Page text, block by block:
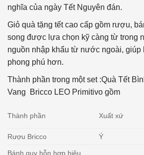
nghĩa của ngày Tết Nguyên đán.
Giỏ quà tặng tết cao cấp gồm rượu,
song được lựa chọn kỹ càng từ trong
nguồn nhập khẩu từ nước ngoài,
phong phú hơn.
Thành phần trong một set :Quà Tết
Vang Bricco LEO Primitivo gồm
Thành phần Xuất xứ
Rượu Bricco Ý
Bánh quy hỗn hợp hiệu